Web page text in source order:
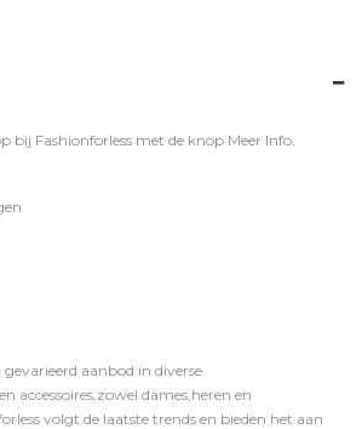
bij Fashionforless met de knop Meer Info.
gevarieerd aanbod in diverse
accessoires,zowel dames,heren en
volgt de laatste trends en bieden het aan